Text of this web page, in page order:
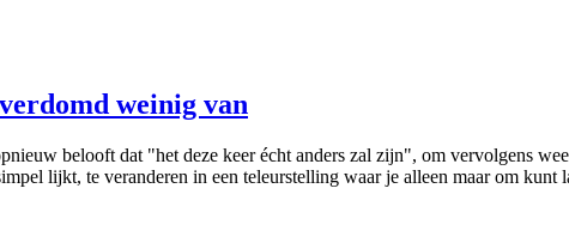
weinig van
belooft dat "het deze keer écht anders zal zijn", om vervolgens
lijkt, te veranderen in een teleurstelling waar je alleen maar om kunt